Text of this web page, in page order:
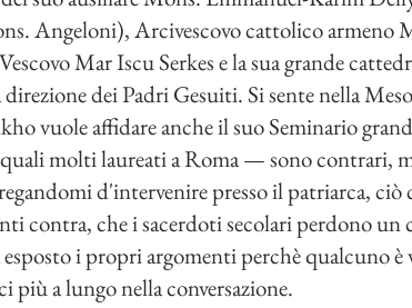
Angeloni), Arcivescovo cattolico armeno
Mar Iscu Serkes e la sua grande
dei Padri Gesuiti. Si sente nella
vuole affidare anche il suo Seminario
molti laureati a Roma — sono contrari,
d'intervenire presso il patriarca,
contra, che i sacerdoti secolari perdono un
i propri argomenti perchè qualcuno
più a lungo nella conversazione.